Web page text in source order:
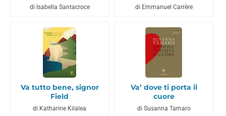
di Isabella Santacroce di Emmanuel Carrère
Va tutto bene, signor
Field
di Katharine Kilalea
Va’ dove ti porta il
cuore
di Susanna Tamaro